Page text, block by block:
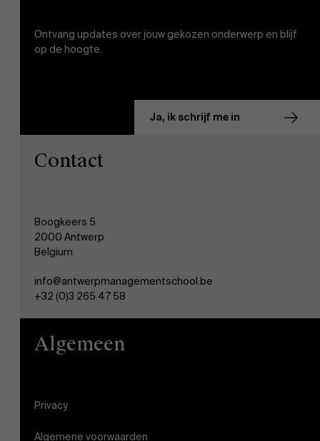
Ontvang updates over jouw gekozen onderwerp en blijf
op de hoogte.
Ja, ik schrijf me in
Contact
Boogkeers 5
2000 Antwerp
Belgium
info@antwerpmanagementschool.be
+32 (0)3 265 47 58
Algemeen
Privacy
Algemene voorwaarden